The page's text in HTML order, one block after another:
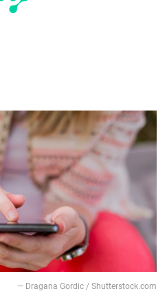
― Dragana Gordic / Shutterstock.com